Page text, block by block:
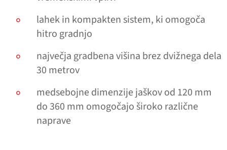
lahek in kompakten sistem, ki omogoča
hitro gradnjo
največja gradbena višina brez dvižnega dela
30 metrov
medsebojne dimenzije jaškov od 120 mm
do 360 mm omogočajo široko različne
naprave